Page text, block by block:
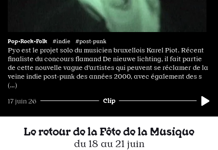
Pop•Rock•Folk #indie #post·punk
Pyo est le projet solo du musicien bruxellois Karel Piot. Récent
finaliste du concours flamand De nieuwe lichting, il fait partie
de cette nouvelle vague d'artistes qui peuvent se réclamer de la
veine indie post-punk des années 2000, avec également des s
(…)
17 juin 26 Clip
Le retour de la Fête de la Musique
du 18 au 21 juin